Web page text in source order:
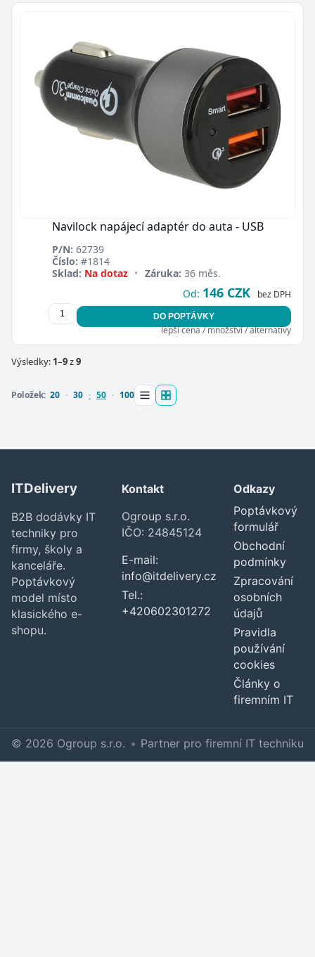
Navilock napájecí adaptér do auta - USB
P/N: 62739
Číslo: #1814
Sklad: Na dotaz • Záruka: 36 měs.
Od: 146 CZK bez DPH
DO POPTÁVKY
lepší cena / množství / alternativy
Výsledky: 1–9z9
Položek: 20 30 50 100
ITDelivery
B2B dodávky IT
techniky pro
firmy, školy a
kanceláře.
Poptávkový
model místo
klasického e-
shopu.
Kontakt
Ogroup s.r.o.
IČO: 24845124
E-mail:
info@itdelivery.cz
Tel.:
+420602301272
Odkazy
Poptávkový
formulář
Obchodní
podmínky
Zpracování
osobních
údajů
Pravidla
používání
cookies
Články o
firemním IT
© 2026 Ogroup s.r.o. • Partner pro firemní IT techniku